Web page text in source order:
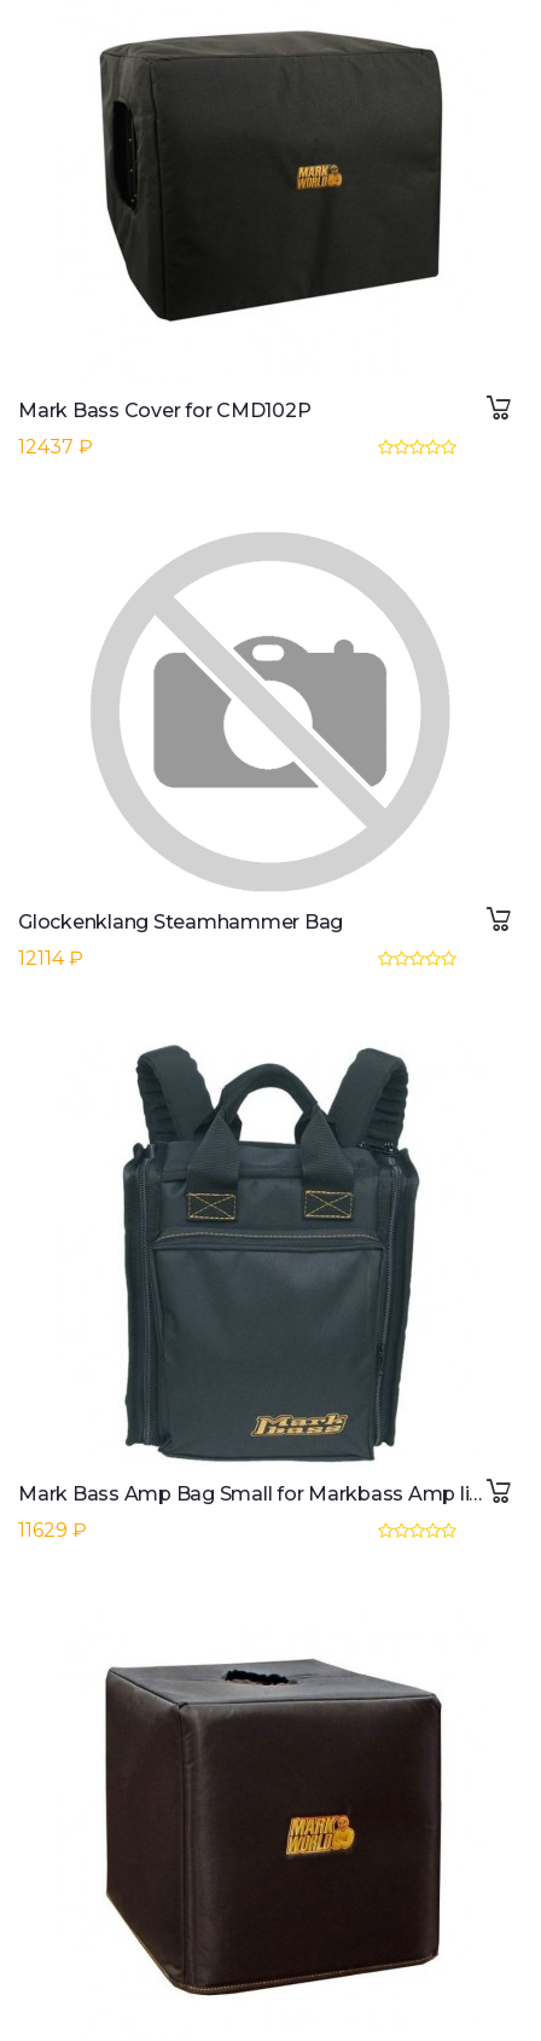
Mark Bass Cover for CMD102P
12437 ₽
Glockenklang Steamhammer Bag
12114 ₽
Mark Bass Amp Bag Small for Markbass Amp lifiers
11629 ₽